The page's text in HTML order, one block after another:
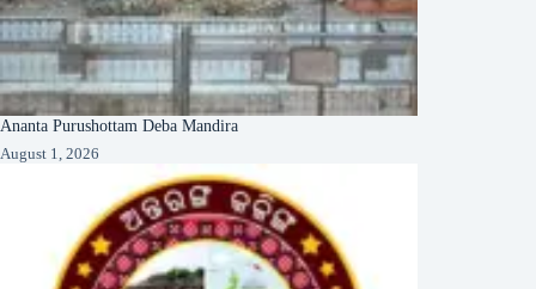
Ananta Purushottam Deba Mandira
August 1, 2026